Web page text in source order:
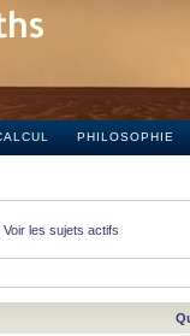
PHILOSOPHIE
Voir les sujets actifs